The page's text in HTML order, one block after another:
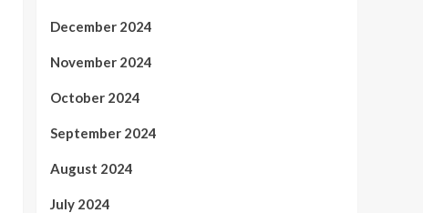
December 2024
November 2024
October 2024
September 2024
August 2024
July 2024